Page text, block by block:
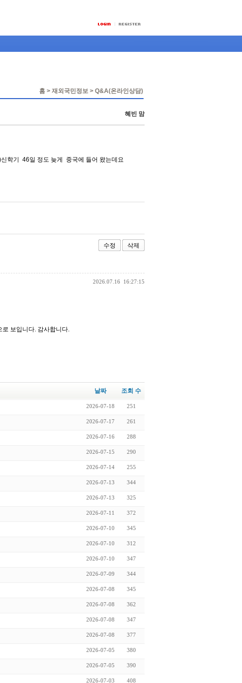
홈 > 재외국민정보 > Q&A(온라인상담)
혜빈 맘
학기 46일 정도 늦게 중국에 들어 왔는데요
수정 삭제
2026.07.16 16:27:15
보입니다. 감사합니다.
날짜 조회 수
2026-07-18 251
2026-07-17 261
2026-07-16 288
2026-07-15 290
2026-07-14 255
2026-07-13 344
2026-07-13 325
2026-07-11 372
2026-07-10 345
2026-07-10 312
2026-07-10 347
2026-07-09 344
2026-07-08 345
2026-07-08 362
2026-07-08 347
2026-07-08 377
2026-07-05 380
2026-07-05 390
2026-07-03 408